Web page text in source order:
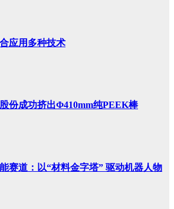
应用多种技术
份成功挤出Φ410mm纯PEEK棒
赛道：以“材料金字塔” 驱动机器人物